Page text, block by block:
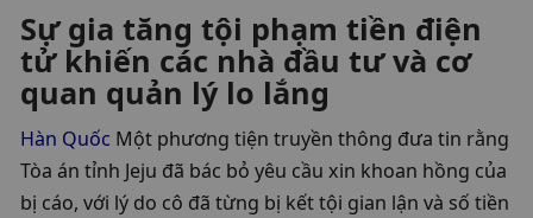
Sự gia tăng tội phạm tiền điện
tử khiến các nhà đầu tư và cơ
quan quản lý lo lắng
Hàn Quốc Một phương tiện truyền thông đưa tin rằng
Tòa án tỉnh Jeju đã bác bỏ yêu cầu xin khoan hồng của
bị cáo, với lý do cô đã từng bị kết tội gian lận và số tiền